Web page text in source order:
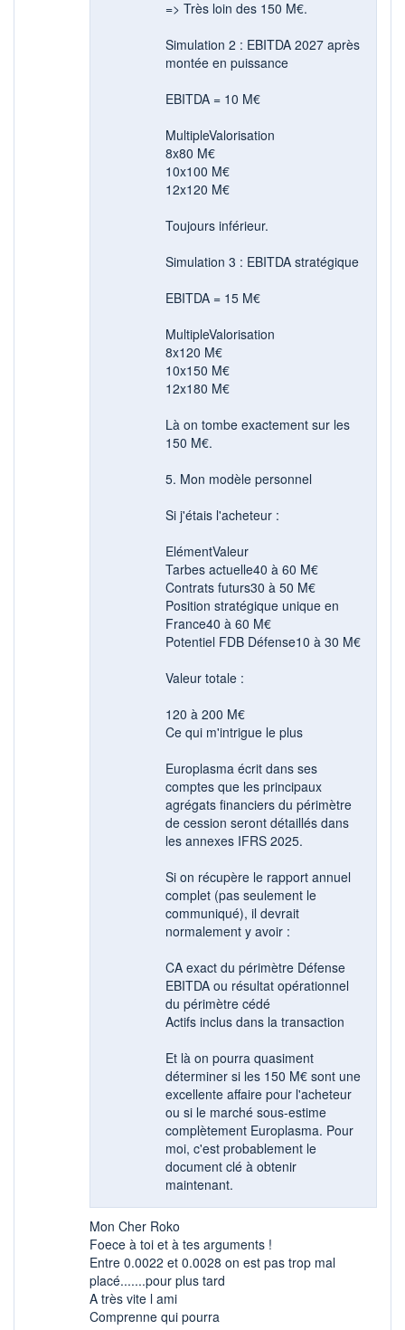
=> Très loin des 150 M€.
Simulation 2 : EBITDA 2027 après
montée en puissance
EBITDA = 10 M€
MultipleValorisation
8x80 M€
10x100 M€
12x120 M€
Toujours inférieur.
Simulation 3 : EBITDA stratégique
EBITDA = 15 M€
MultipleValorisation
8x120 M€
10x150 M€
12x180 M€
Là on tombe exactement sur les
150 M€.
5. Mon modèle personnel
Si j'étais l'acheteur :
ElémentValeur
Tarbes actuelle40 à 60 M€
Contrats futurs30 à 50 M€
Position stratégique unique en
France40 à 60 M€
Potentiel FDB Défense10 à 30 M€
Valeur totale :
120 à 200 M€
Ce qui m'intrigue le plus
Europlasma écrit dans ses
comptes que les principaux
agrégats financiers du périmètre
de cession seront détaillés dans
les annexes IFRS 2025.
Si on récupère le rapport annuel
complet (pas seulement le
communiqué), il devrait
normalement y avoir :
CA exact du périmètre Défense
EBITDA ou résultat opérationnel
du périmètre cédé
Actifs inclus dans la transaction
Et là on pourra quasiment
déterminer si les 150 M€ sont une
excellente affaire pour l'acheteur
ou si le marché sous-estime
complètement Europlasma. Pour
moi, c'est probablement le
document clé à obtenir
maintenant.
Mon Cher Roko
Foece à toi et à tes arguments !
Entre 0.0022 et 0.0028 on est pas trop mal
placé.......pour plus tard
A très vite l ami
Comprenne qui pourra